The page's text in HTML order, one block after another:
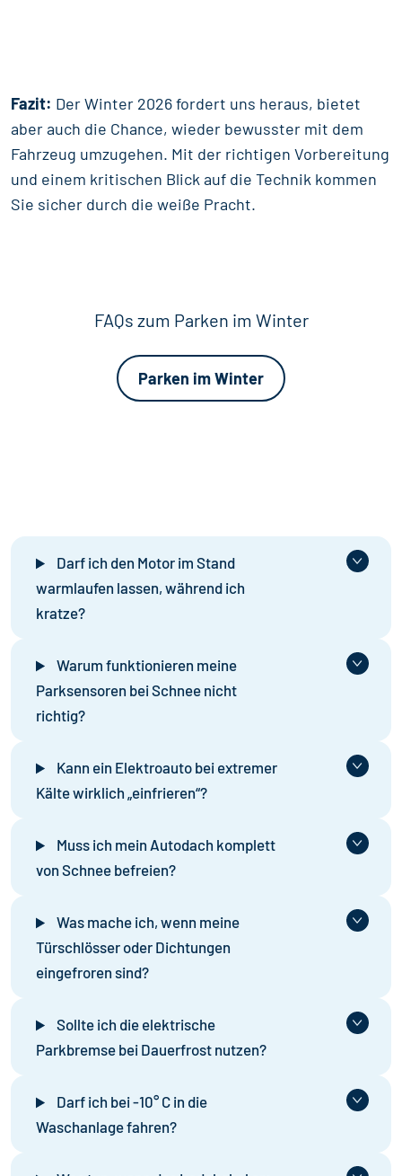
Fazit: Der Winter 2026 fordert uns heraus, bietet
aber auch die Chance, wieder bewusster mit dem
Fahrzeug umzugehen. Mit der richtigen Vorbereitung
und einem kritischen Blick auf die Technik kommen
Sie sicher durch die weiße Pracht.
FAQs zum Parken im Winter
Parken im Winter
Darf ich den Motor im Stand
warmlaufen lassen, während ich
kratze?
Warum funktionieren meine
Parksensoren bei Schnee nicht
richtig?
Kann ein Elektroauto bei extremer
Kälte wirklich „einfrieren“?
Muss ich mein Autodach komplett
von Schnee befreien?
Was mache ich, wenn meine
Türschlösser oder Dichtungen
eingefroren sind?
Sollte ich die elektrische
Parkbremse bei Dauerfrost nutzen?
Darf ich bei -10° C in die
Waschanlage fahren?